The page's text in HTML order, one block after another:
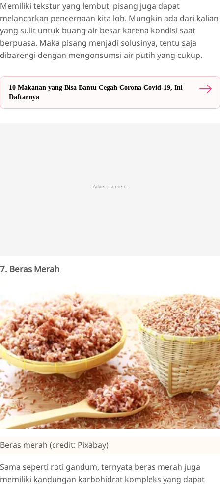
Memiliki tekstur yang lembut, pisang juga dapat
melancarkan pencernaan kita loh. Mungkin ada dari kalian
yang sulit untuk buang air besar karena kondisi saat
berpuasa. Maka pisang menjadi solusinya, tentu saja
dibarengi dengan mengonsumsi air putih yang cukup.
10 Makanan yang Bisa Bantu Cegah Corona Covid-19, Ini
Daftarnya
Advertisement
7. Beras Merah
Beras merah (credit: Pixabay)
Sama seperti roti gandum, ternyata beras merah juga
memiliki kandungan karbohidrat kompleks yang dapat